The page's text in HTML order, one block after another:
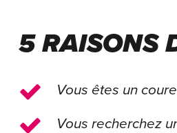
5 RAISONS
Vous êtes un
Vous recherchez